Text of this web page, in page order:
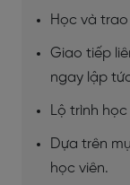
Học và trao
Giao tiếp
ngay lập
Lộ trình
Dựa trên
học viên.